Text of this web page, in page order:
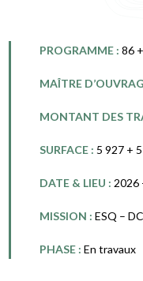
PROGRAMME : 86
MAÎTRE
MONTANT DES
SURFACE : 5 927 +
DATE & LIEU : 2026
MISSION :ESQ –
PHASE :En travaux